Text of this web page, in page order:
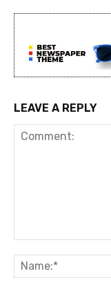
LEAVE A REPLY